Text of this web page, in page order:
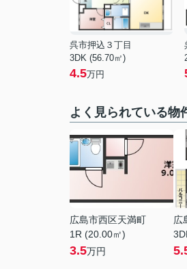
呉市押込３丁目
3DK (56.70㎡)
4.5万円
よく見られている物
広島市西区天満町
1R (20.00㎡)
3.5万円
広